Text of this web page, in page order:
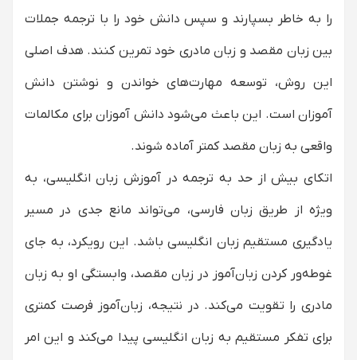
را به خاطر بسپارند و سپس دانش خود را با ترجمه جملات
بین زبان مقصد و زبان مادری خود تمرین کنند. هدف اصلی
این روش، توسعه مهارت‌های خواندن و نوشتن دانش
آموزان است. این باعث می‌شود دانش آموزان برای مکالمات
واقعی به زبان مقصد کمتر آماده شوند.
اتکای بیش از حد به ترجمه در آموزش زبان انگلیسی، به
ویژه از طریق زبان فارسی، می‌تواند مانع جدی در مسیر
یادگیری مستقیم زبان انگلیسی باشد. این رویکرد، به جای
غوطه‌ور کردن زبان‌آموز در زبان مقصد، وابستگی او به زبان
مادری را تقویت می‌کند. در نتیجه، زبان‌آموز فرصت کمتری
برای تفکر مستقیم به زبان انگلیسی پیدا می‌کند و این امر